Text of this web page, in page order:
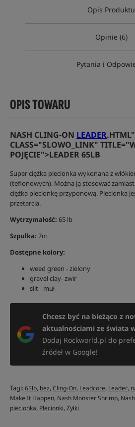
Opis Produktu
Opinie (6)
Pytania i
OPIS TOWARU
NASH CLING-ON LEADER.HTML"
CLASS="SLOWO_LINK"
POJĘCIE">LEADER 65LB
Super ciężka plecionka wykonana z
(teflonowych). Można ją stosować
ciężka plecionkę przyponową. Plecionka
przetarcia.
Wytrzymałość: 65 lb
Szpulka: 7m
Dostępne kolory:
weed green - zielony
gravel clay- zwir
silt - muł
Chcesz być na bieżąco z
aktualnościami ze świata
Dodaj Rockworld.pl do
źródeł w Google!
Tagi:65lb, bez,Cling-On, Leadcore, Leader,
Make It Happen, Nash Monster Shrimp,
plecionka, Plecionki,Żyłki